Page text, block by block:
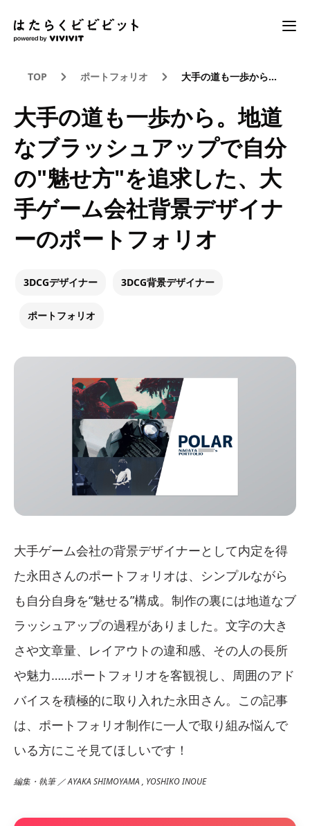
TOP ポートフォリオ 大手の道も一歩から。地道なブラッシュアップで自分の"魅せ方"を追求した、大手ゲーム会社背景デザイナーのポートフォリオ
大手の道も一歩から。地道
なブラッシュアップで自分
の"魅せ方"を追求した、大
手ゲーム会社背景デザイナ
ーのポートフォリオ
3DCGデザイナー 3DCG背景デザイナー
ポートフォリオ
大手ゲーム会社の背景デザイナーとして内定を得
た永田さんのポートフォリオは、シンプルながら
も自分自身を“魅せる”構成。制作の裏には地道なブ
ラッシュアップの過程がありました。文字の大き
さや文章量、レイアウトの違和感、その人の長所
や魅力……ポートフォリオを客観視し、周囲のアド
バイスを積極的に取り入れた永田さん。この記事
は、ポートフォリオ制作に一人で取り組み悩んで
いる方にこそ見てほしいです！
編集・執筆 ／ AYAKA SHIMOYAMA , YOSHIKO INOUE